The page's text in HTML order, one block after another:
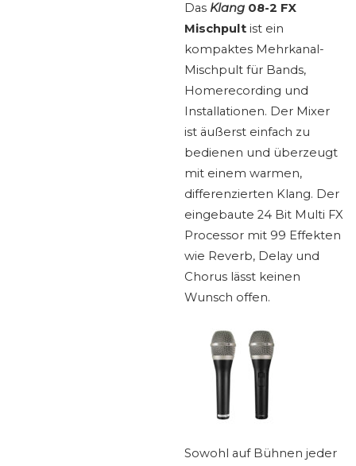
Das Klang 08-2 FX
Mischpultist ein
kompaktes Mehrkanal-
Mischpult für Bands,
Homerecording und
Installationen. Der Mixer
ist äußerst einfach zu
bedienen und überzeugt
mit einem warmen,
differenzierten Klang. Der
eingebaute 24 Bit Multi FX
Processor mit 99 Effekten
wie Reverb, Delay und
Chorus lässt keinen
Wunsch offen.
Sowohl auf Bühnen jeder